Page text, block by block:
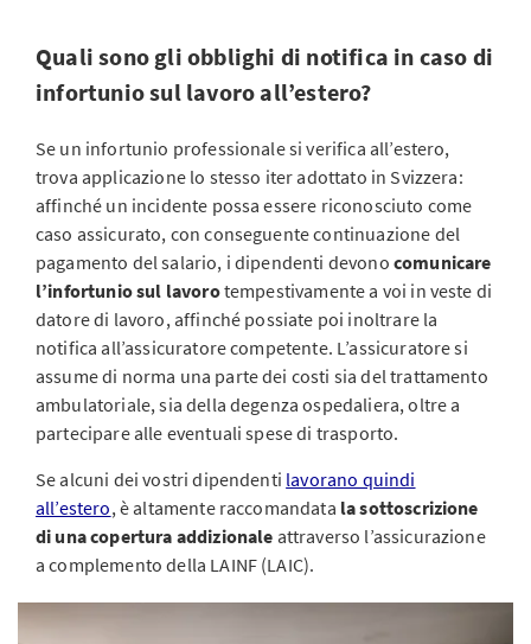
Quali sono gli obblighi di notifica in caso di
infortunio sul lavoro all’estero?
Se un infortunio professionale si verifica all’estero,
trova applicazione lo stesso iter adottato in Svizzera:
affinché un incidente possa essere riconosciuto come
caso assicurato, con conseguente continuazione del
pagamento del salario, i dipendenti devono comunicare
l’infortunio sul lavorotempestivamente a voi in veste di
datore di lavoro, affinché possiate poi inoltrare la
notifica all’assicuratore competente. L’assicuratore si
assume di norma una parte dei costi sia del trattamento
ambulatoriale, sia della degenza ospedaliera, oltre a
partecipare alle eventuali spese di trasporto.
Se alcuni dei vostri dipendenti lavorano quindi
all’estero, è altamente raccomandata la sottoscrizione
di una copertura addizionale attraverso l’assicurazione
a complemento della LAINF (LAIC).